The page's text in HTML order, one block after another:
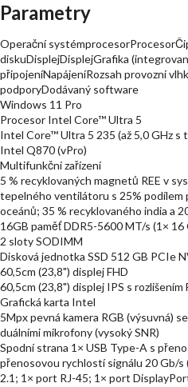
Parametry
Operační
diskuDisplejDisplejGrafika
připojeníNapájeníRozsah provozní
podporyDodávaný software
Windows 11 Pro
Procesor Intel Core™ Ultra 5
Intel Core™ Ultra 5 235 (až 5,0 GHz
Intel Q870 (vPro)
Multifunkční zařízení
5 % recyklovaných magnetů REE v
tepelného ventilátoru s 25% podílem
oceánů; 35 % recyklovaného india a
16GB paměť DDR5-5600 MT/s (1×
2 sloty SODIMM
Disková jednotka SSD 512 GB PCIe
60,5cm (23,8") displej FHD
60,5cm (23,8") displej IPS s
Grafická karta Intel
5Mpx pevná kamera RGB (výsuvná)
duálními mikrofony (vysoký SNR)
Spodní strana 1× USB Type-A s
přenosovou rychlostí signálu 20 Gb/
2.1; 1× port RJ-45; 1× port